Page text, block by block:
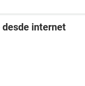
internet